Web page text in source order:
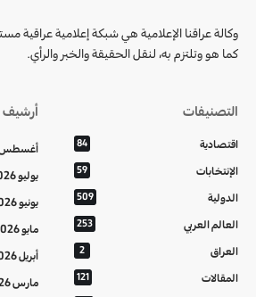
وكالة عراقنا الإعلامية هي شبكة إعلامية عراقية
كما هو وتلتزم به، لنقل الحقيقة والخبر والرأي.
التصنيفات
اقتصادية 84
الإنتخابات 59
الدولية 509
العالم العربي 253
العراق 2
المقالات 121
أرشيف
أغسطس
يوليو 2026
يونيو 2026
مايو 2026
أبريل 2026
مارس 2026